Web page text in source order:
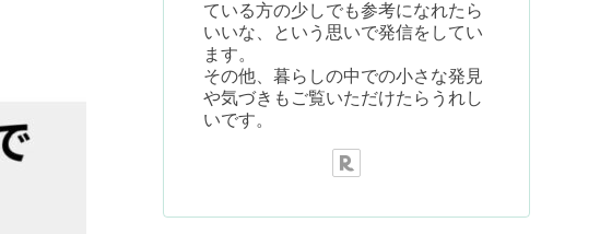
ている方の少しでも参考になれたら
いいな、という思いで発信をしてい
ます。
その他、暮らしの中での小さな発見
や気づきもご覧いただけたらうれし
いです。